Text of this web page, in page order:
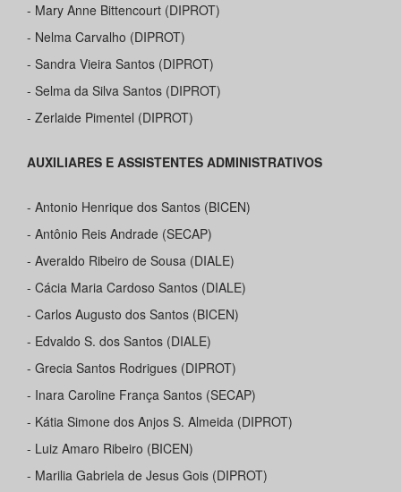
- Mary Anne Bittencourt (DIPROT)
- Nelma Carvalho (DIPROT)
- Sandra Vieira Santos (DIPROT)
- Selma da Silva Santos (DIPROT)
- Zerlaide Pimentel (DIPROT)
AUXILIARES E ASSISTENTES ADMINISTRATIVOS
- Antonio Henrique dos Santos (BICEN)
- Antônio Reis Andrade (SECAP)
- Averaldo Ribeiro de Sousa (DIALE)
- Cácia Maria Cardoso Santos (DIALE)
- Carlos Augusto dos Santos (BICEN)
- Edvaldo S. dos Santos (DIALE)
- Grecia Santos Rodrigues (DIPROT)
- Inara Caroline França Santos (SECAP)
- Kátia Simone dos Anjos S. Almeida (DIPROT)
- Luiz Amaro Ribeiro (BICEN)
- Marilia Gabriela de Jesus Gois (DIPROT)